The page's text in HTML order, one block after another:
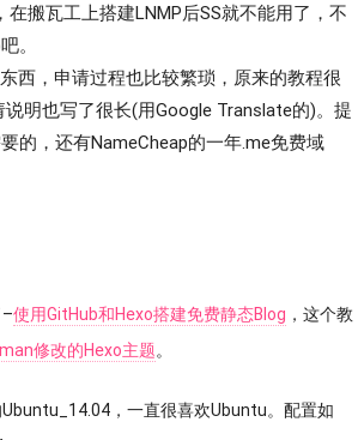
搬瓦工上搭建LNMP后SS就不能用了，不
。
西，申请过程也比较繁琐，原来的教程很
明也写了很长(用Google Translate的)。提
的，还有NameCheap的一年.me免费域
使用GitHub和Hexo搭建免费静态Blog ，这个教
修改的Hexo主题。
，一直很喜欢Ubuntu。配置如